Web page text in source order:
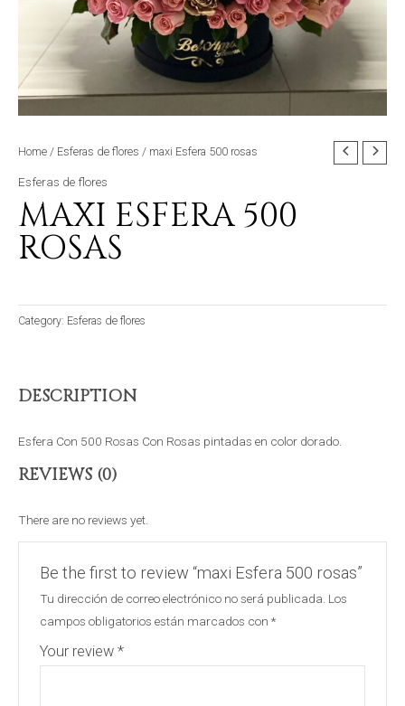
Home / Esferas de flores / maxi Esfera 500 rosas
Esferas de flores
MAXI ESFERA 500
ROSAS
Category: Esferas de flores
DESCRIPTION
Esfera Con 500 Rosas Con Rosas pintadas en color dorado.
REVIEWS (0)
There are no reviews yet.
Be the first to review “maxi Esfera 500 rosas”
Tu dirección de correo electrónico no será publicada. Los
campos obligatorios están marcados con *
Your review *